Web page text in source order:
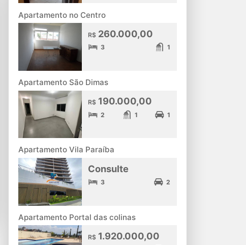
Apartamento no Centro
R$260.000,00
3 1
Apartamento São Dimas
R$190.000,00
2 1 1
Apartamento Vila Paraíba
Consulte
3 2
Apartamento Portal das colinas
R$1.920.000,00